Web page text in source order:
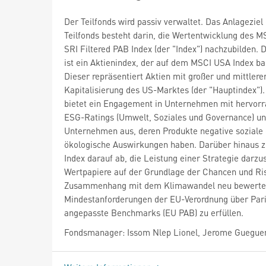
Der Teilfonds wird passiv verwaltet. Das Anlageziel
Teilfonds besteht darin, die Wertentwicklung des
SRI Filtered PAB Index (der "Index") nachzubilden.
ist ein Aktienindex, der auf dem MSCI USA Index
Dieser repräsentiert Aktien mit großer und
Kapitalisierung des US-Marktes (der
bietet ein Engagement in Unternehmen mit
ESG-Ratings (Umwelt, Soziales und Governance)
Unternehmen aus, deren Produkte negative soziale
ökologische Auswirkungen haben. Darüber hinaus
Index darauf ab, die Leistung einer Strategie
Wertpapiere auf der Grundlage der Chancen und
Zusammenhang mit dem Klimawandel neu
Mindestanforderungen der EU-Verordnung über
angepasste Benchmarks (EU PAB) zu erfüllen.
Fondsmanager: Issom Nlep Lionel, Jerome